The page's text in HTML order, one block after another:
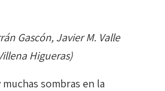
Gascón, Javier M. Valle
Higueras)
sombras en la